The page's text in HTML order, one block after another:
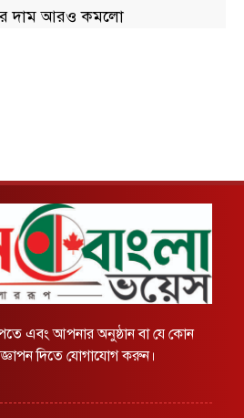
দাম আরও কমলো
এবং আপনার অনুষ্ঠান বা যে কোন
দিতে যোগাযোগ করুন।